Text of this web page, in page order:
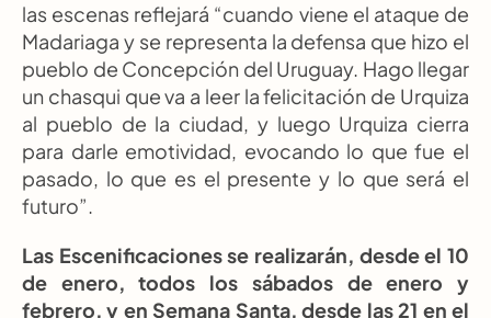
las escenas reflejará “cuando viene el ataque de
Madariaga y se representa la defensa que hizo el
pueblo de Concepción del Uruguay. Hago llegar
un chasqui que va a leer la felicitación de Urquiza
al pueblo de la ciudad, y luego Urquiza cierra
para darle emotividad, evocando lo que fue el
pasado, lo que es el presente y lo que será el
futuro”.
Las Escenificaciones se realizarán, desde el 10
de enero, todos los sábados de enero y
febrero, y en Semana Santa, desde las 21 en el